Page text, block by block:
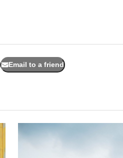
Email to a friend